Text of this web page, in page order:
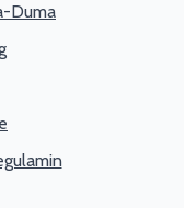
Duma